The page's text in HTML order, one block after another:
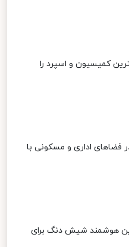
کمیسیون و اسپرد را
اداری و مسکونی با
هوشمند شیش دنگ برای